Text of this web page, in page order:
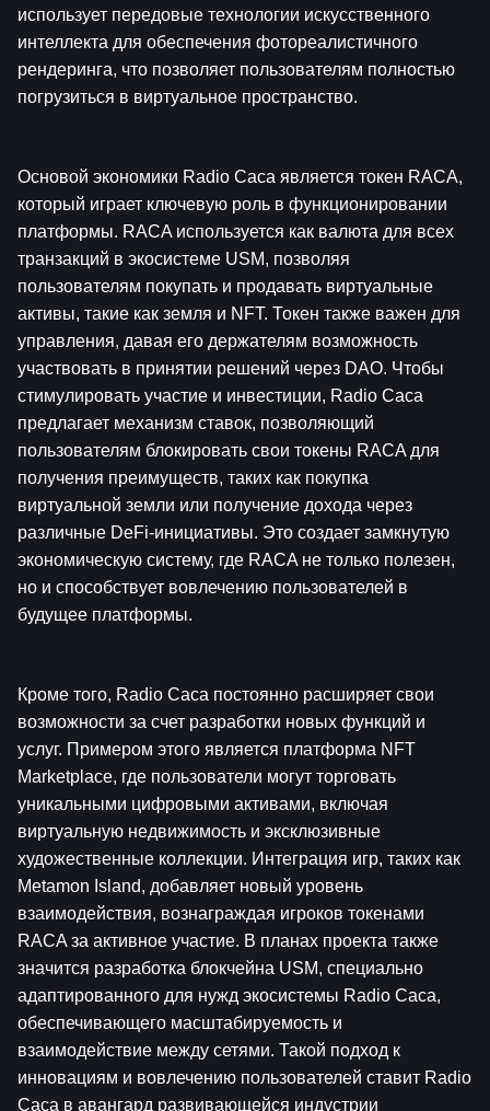
использует передовые технологии искусственного
интеллекта для обеспечения фотореалистичного
рендеринга, что позволяет пользователям полностью
погрузиться в виртуальное пространство.
Основой экономики Radio Caca является токен RACA,
который играет ключевую роль в функционировании
платформы. RACA используется как валюта для всех
транзакций в экосистеме USM, позволяя
пользователям покупать и продавать виртуальные
активы, такие как земля и NFT. Токен также важен для
управления, давая его держателям возможность
участвовать в принятии решений через DAO. Чтобы
стимулировать участие и инвестиции, Radio Caca
предлагает механизм ставок, позволяющий
пользователям блокировать свои токены RACA для
получения преимуществ, таких как покупка
виртуальной земли или получение дохода через
различные DeFi-инициативы. Это создает замкнутую
экономическую систему, где RACA не только полезен,
но и способствует вовлечению пользователей в
будущее платформы.
Кроме того, Radio Caca постоянно расширяет свои
возможности за счет разработки новых функций и
услуг. Примером этого является платформа NFT
Marketplace, где пользователи могут торговать
уникальными цифровыми активами, включая
виртуальную недвижимость и эксклюзивные
художественные коллекции. Интеграция игр, таких как
Metamon Island, добавляет новый уровень
взаимодействия, вознаграждая игроков токенами
RACA за активное участие. В планах проекта также
значится разработка блокчейна USM, специально
адаптированного для нужд экосистемы Radio Caca,
обеспечивающего масштабируемость и
взаимодействие между сетями. Такой подход к
инновациям и вовлечению пользователей ставит Radio
Caca в авангард развивающейся индустрии